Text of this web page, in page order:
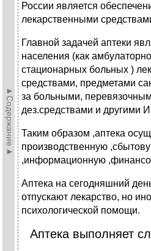
►Содержание►
России является
лекарственными
Главной задачей аптеки
населения (как
стационарных больных )
средствами, предметами
за больными,
дез.средствами и другими
Таким образом ,аптека
производственную
,информационную
Аптека на сегодняшний
отпускают лекарство, но
психологической помощи.
Аптека выполняет